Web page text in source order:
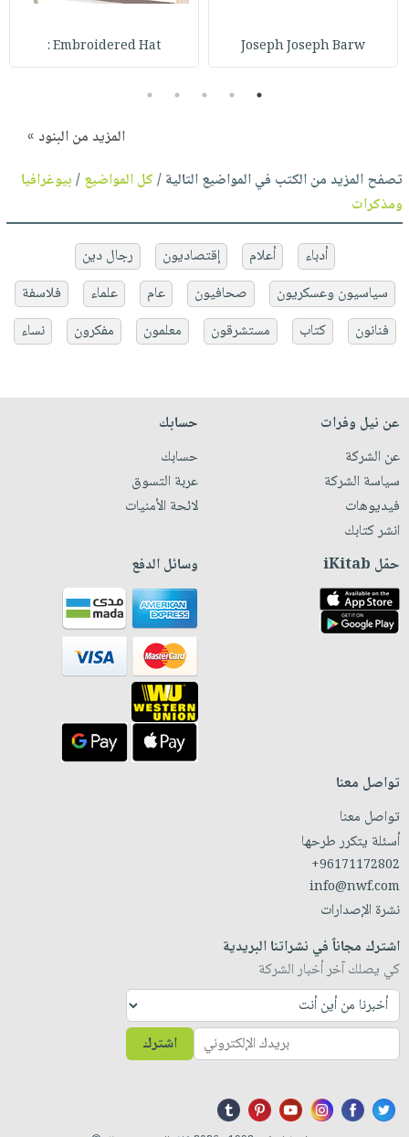
Joseph Joseph Barw
Embroidered Hat :
1
2
3
4
5
المزيد من البنود »
تصفح المزيد من الكتب في المواضيع التالية /كل المواضيع/بيوغرافيا
ومذكرات
أدباء أعلام إقتصاديون
رجال دين
سياسيون وعسكريون
صحافيون عام علماء
فلاسفة
فنانون
كتاب مستشرقون معلمون مفكرون نساء
عن نيل وفرات
عن الشركة
سياسة الشركة
فيديوهات
انشر كتابك
حسابك
حسابك
عربة التسوق
لائحة الأمنيات
حمّل iKitab وسائل الدفع
تواصل معنا
تواصل معنا
أسئلة يتكرر طرحها
+96171172802
info@nwf.com
نشرة الإصدارات
اشترك مجاناً في نشراتنا البريدية
كي يصلك آخر أخبار الشركة
اشترك